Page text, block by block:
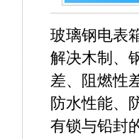
玻璃钢电表
解决木制、
差、阻燃性
防水性能、
有锁与铅封